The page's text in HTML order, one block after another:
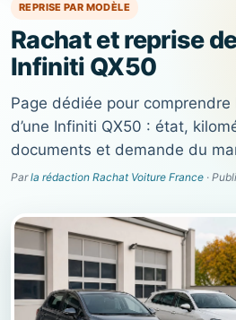
REPRISE PAR MODÈLE
Rachat et reprise
Infiniti QX50
Page dédiée pour
d’une Infiniti QX50 : état,
documents et demande du
Parla rédaction Rachat Voiture France ·